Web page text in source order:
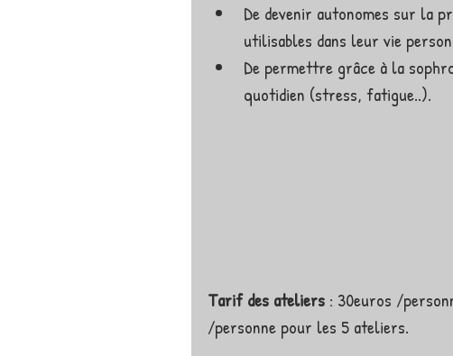
De devenir autonomes sur la
utilisables dans leur vie
De permettre grâce à la
quotidien (stress, fatigue..).
Tarif des ateliers : 30euros /
/personne pour les 5 ateliers.